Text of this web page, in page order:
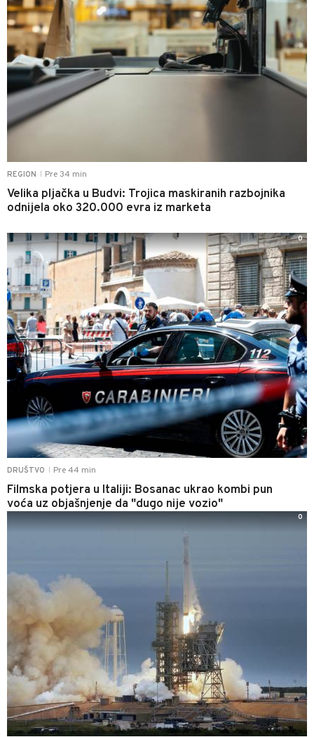
REGION Pre 34 min
Velika pljačka u Budvi: Trojica maskiranih razbojnika
odnijela oko 320.000 evra iz marketa
DRUŠTVO Pre 44 min
Filmska potjera u Italiji: Bosanac ukrao kombi pun
voća uz objašnjenje da "dugo nije vozio"
0
0